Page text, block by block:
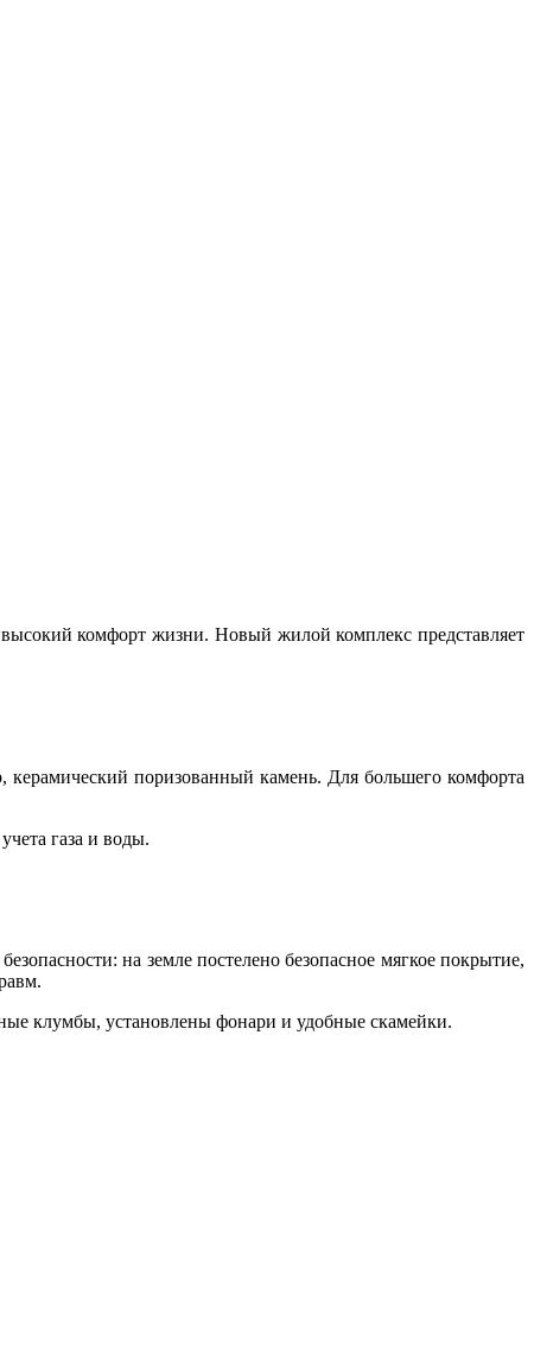
комфорт жизни. Новый жилой комплекс представляет
поризованный камень. Для большего комфорта
газа и воды.
на земле постелено безопасное мягкое покрытие,
клумбы, установлены фонари и удобные скамейки.